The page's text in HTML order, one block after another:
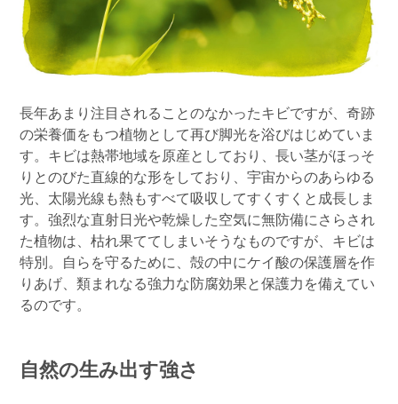
長年あまり注目されることのなかったキビですが、奇跡
の栄養価をもつ植物として再び脚光を浴びはじめていま
す。キビは熱帯地域を原産としており、長い茎がほっそ
りとのびた直線的な形をしており、宇宙からのあらゆる
光、太陽光線も熱もすべて吸収してすくすくと成長しま
す。強烈な直射日光や乾燥した空気に無防備にさらされ
た植物は、枯れ果ててしまいそうなものですが、キビは
特別。自らを守るために、殻の中にケイ酸の保護層を作
りあげ、類まれなる強力な防腐効果と保護力を備えてい
るのです。
自然の生み出す強さ